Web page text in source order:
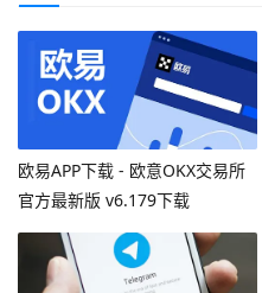
欧易APP下载 - 欧意OKX交易所
官方最新版 v6.179下载